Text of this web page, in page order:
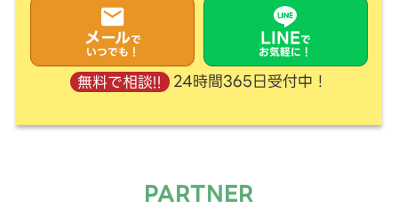
メールで
いつでも！
LINEで
お気軽に！
無料で相談!! 24時間365日受付中！
PARTNER